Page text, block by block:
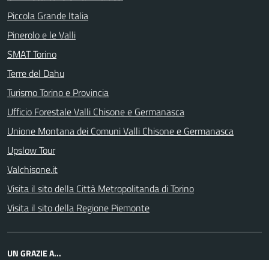
Piccola Grande Italia
Pinerolo e le Valli
SMAT Torino
Terre del Dahu
Turismo Torino e Provincia
Ufficio Forestale Valli Chisone e Germanasca
Unione Montana dei Comuni Valli Chisone e Germanasca
Upslow Tour
Valchisone.it
Visita il sito della Città Metropolitanda di Torino
Visita il sito della Regione Piemonte
UN GRAZIE A...